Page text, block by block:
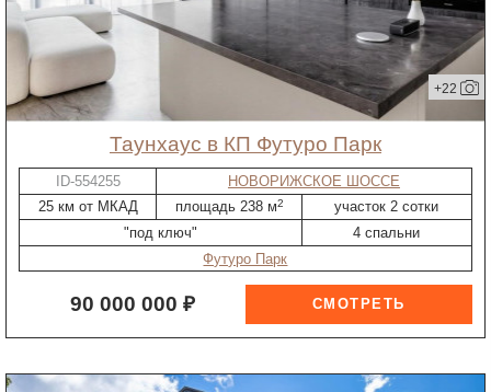
+22
таунхаус в КП Футуро Парк
ID-554255
НОВОРИЖСКОЕ ШОССЕ
25 км от МКАД
площадь 238 м2
участок 2 сотки
"под ключ"
4 спальни
Футуро Парк
90 000 000 ₽